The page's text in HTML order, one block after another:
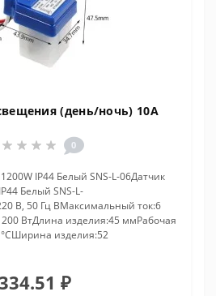
(день/ночь) 10A
0
IP44 Белый SNS-L-06Датчик
Белый SNS-L-
В, 50 Гц ВМаксимальный ток:6
ВтДлина изделия:45 ммРабочая
°CШирина изделия:52
₽